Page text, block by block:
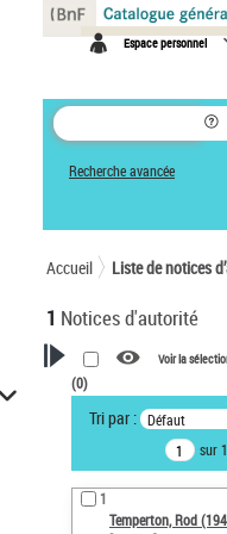
Espace personnel
Recherche avancée
Accueil Liste de notices
1 Notices d'autorité
VOTRE RECHERCHE
Recherche avancée
notices d’autorité
Œuvres liées à l'auteur :
Temperton, Rod
Voir la
(0)
Tri par : Défaut
sur 1
1
Temperton, Rod
Panneau de gestion des cookies